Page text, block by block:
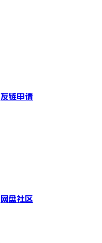
友链申请
网盘社区